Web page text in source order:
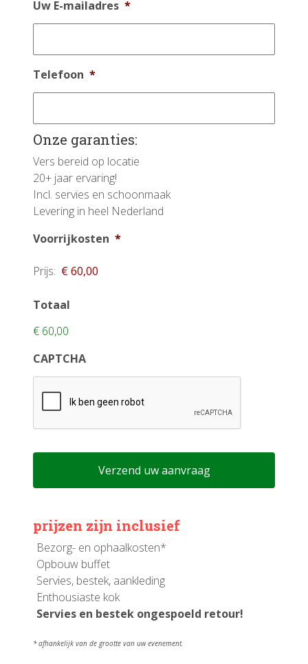
Uw E-mailadres *
Telefoon *
Onze garanties:
Vers bereid op locatie
20+ jaar ervaring!
Incl. servies en schoonmaak
Levering in heel Nederland
Voorrijkosten *
Prijs:
Totaal
€ 60,00
CAPTCHA
prijzen zijn inclusief
Bezorg- en ophaalkosten*
Opbouw buffet
Servies, bestek, aankleding
Enthousiaste kok
Servies en bestek ongespoeld retour!
* afhankelijk van de grootte van uw evenement.